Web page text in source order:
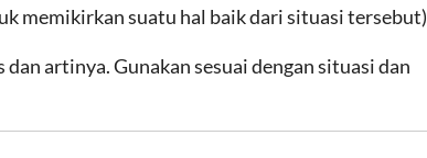
memikirkan suatu hal baik dari situasi tersebut)
artinya. Gunakan sesuai dengan situasi dan